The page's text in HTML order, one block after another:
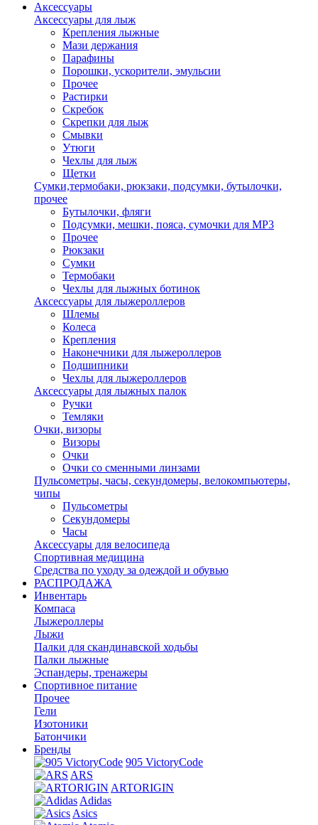
Аксессуары
Аксессуары для лыж
Крепления лыжные
Мази держания
Парафины
Порошки, ускорители, эмульсии
Прочее
Растирки
Скребок
Скрепки для лыж
Смывки
Утюги
Чехлы для лыж
Щетки
Сумки,термобаки, рюкзаки, подсумки, бутылочки,
прочее
Бутылочки, фляги
Подсумки, мешки, пояса, сумочки для MP3
Прочее
Рюкзаки
Сумки
Термобаки
Чехлы для лыжных ботинок
Аксессуары для лыжероллеров
Шлемы
Колеса
Крепления
Наконечники для лыжероллеров
Подшипники
Чехлы для лыжероллеров
Аксессуары для лыжных палок
Ручки
Темляки
Очки, визоры
Визоры
Очки
Очки со сменными линзами
Пульсометры, часы, секундомеры, велокомпьютеры,
чипы
Пульсометры
Секундомеры
Часы
Аксессуары для велосипеда
Спортивная медицина
Средства по уходу за одеждой и обувью
РАСПРОДАЖА
Инвентарь
Компаса
Лыжероллеры
Лыжи
Палки для скандинавской ходьбы
Палки лыжные
Эспандеры, тренажеры
Спортивное питание
Прочее
Гели
Изотоники
Батончики
Бренды
905 VictoryCode
ARS
ARTORIGIN
Adidas
Asics